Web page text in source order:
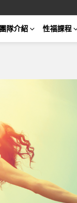
團隊介紹 性福課程